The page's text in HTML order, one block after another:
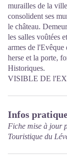
murailles de la
consolident ses
le château.
les salles voûtées
armes de
herse et la porte,
Historiques.
VISIBLE DE
Infos
Fiche mise à jour
Touristique du